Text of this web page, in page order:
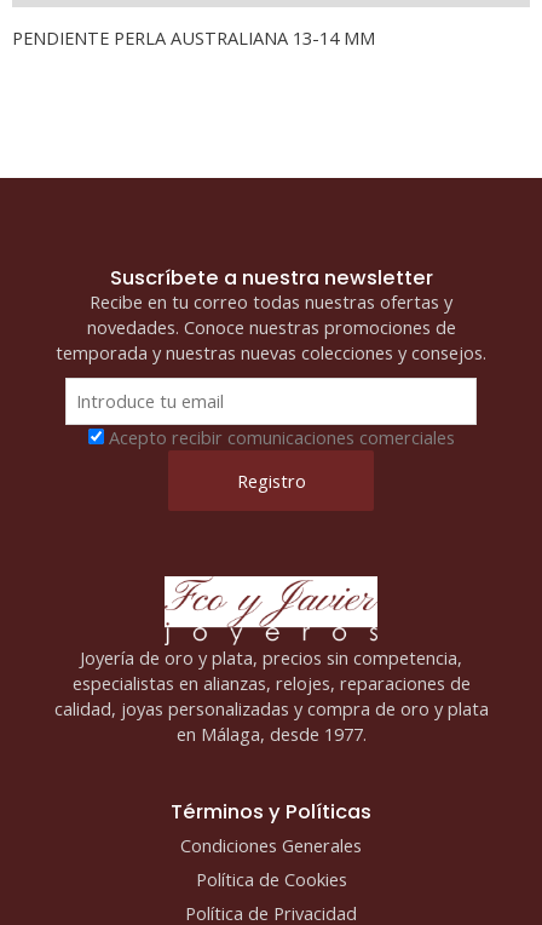
PENDIENTE PERLA AUSTRALIANA 13-14 MM
Suscríbete a nuestra newsletter
Recibe en tu correo todas nuestras ofertas y
novedades. Conoce nuestras promociones de
temporada y nuestras nuevas colecciones y consejos.
Acepto recibir comunicaciones comerciales
Joyería de oro y plata, precios sin competencia,
especialistas en alianzas, relojes, reparaciones de
calidad, joyas personalizadas y compra de oro y plata
en Málaga, desde 1977.
Términos y Políticas
Condiciones Generales
Política de Cookies
Política de Privacidad